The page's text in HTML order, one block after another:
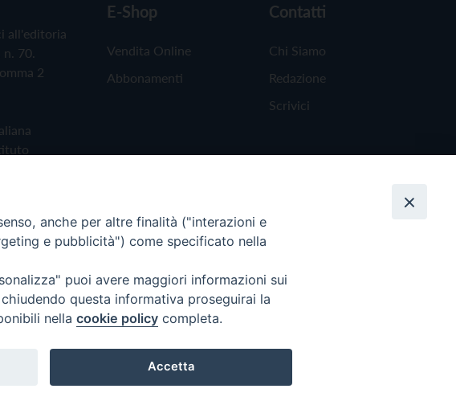
all'editoria
70.
2
E-Shop
Vendita Online
Abbonamenti
Contatti
Chi Siamo
Redazione
Scrivici
anche per altre finalità ("interazioni e
e pubblicità") come specificato nella
puoi avere maggiori informazioni sui
questa informativa proseguirai la
nella cookie policy completa.
Accetta